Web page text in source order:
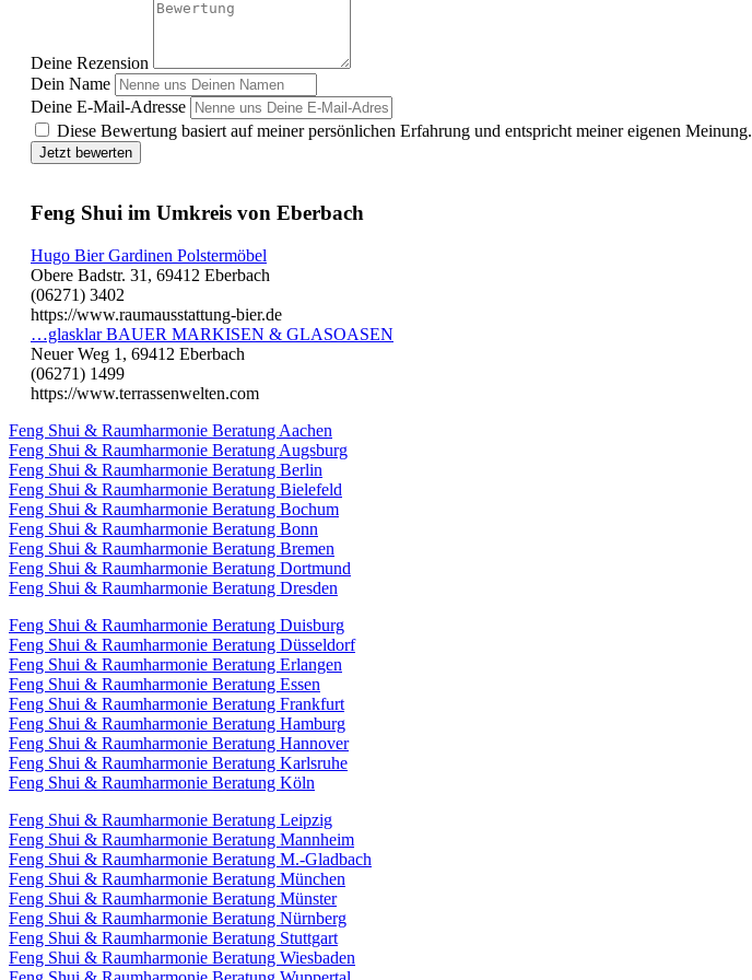
Deine Rezension
Dein Name
Deine E-Mail-Adresse
Diese Bewertung basiert auf meiner persönlichen Erfahrung und entspricht meiner eigenen Meinung.
Jetzt bewerten
Feng Shui im Umkreis von Eberbach
Hugo Bier Gardinen Polstermöbel
Obere Badstr. 31, 69412 Eberbach
(06271) 3402
https://www.raumausstattung-bier.de
…glasklar BAUER MARKISEN & GLASOASEN
Neuer Weg 1, 69412 Eberbach
(06271) 1499
https://www.terrassenwelten.com
Feng Shui & Raumharmonie Beratung Aachen
Feng Shui & Raumharmonie Beratung Augsburg
Feng Shui & Raumharmonie Beratung Berlin
Feng Shui & Raumharmonie Beratung Bielefeld
Feng Shui & Raumharmonie Beratung Bochum
Feng Shui & Raumharmonie Beratung Bonn
Feng Shui & Raumharmonie Beratung Bremen
Feng Shui & Raumharmonie Beratung Dortmund
Feng Shui & Raumharmonie Beratung Dresden
Feng Shui & Raumharmonie Beratung Duisburg
Feng Shui & Raumharmonie Beratung Düsseldorf
Feng Shui & Raumharmonie Beratung Erlangen
Feng Shui & Raumharmonie Beratung Essen
Feng Shui & Raumharmonie Beratung Frankfurt
Feng Shui & Raumharmonie Beratung Hamburg
Feng Shui & Raumharmonie Beratung Hannover
Feng Shui & Raumharmonie Beratung Karlsruhe
Feng Shui & Raumharmonie Beratung Köln
Feng Shui & Raumharmonie Beratung Leipzig
Feng Shui & Raumharmonie Beratung Mannheim
Feng Shui & Raumharmonie Beratung M.-Gladbach
Feng Shui & Raumharmonie Beratung München
Feng Shui & Raumharmonie Beratung Münster
Feng Shui & Raumharmonie Beratung Nürnberg
Feng Shui & Raumharmonie Beratung Stuttgart
Feng Shui & Raumharmonie Beratung Wiesbaden